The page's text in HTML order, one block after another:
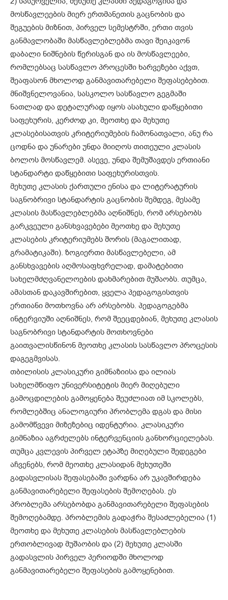
მოსწავლეების მიერ ერთმანეთის გაცნობის და
შეგუების მიზნით, პირველ სემესტრში, ერთი თვის
განმავლობაში მასწავლებლებმა თავი შეიკავონ
დაბალი ნიშნების წერისგან და ის მოსწავლეები,
რომლებსაც სასწავლო პროცესში ხარვეზები აქვთ,
შეაფასონ მხოლოდ განმავითარებელი შეფასებებით.
მნიშვნელოვანია, სასკოლო სასწავლო გეგმაში
ნათლად და დეტალურად იყოს ასახული დაწყებითი
საფეხურის, კერძოდ კი, მეოთხე და მეხუთე
კლასებისათვის კრიტერიუმების ჩამონათვალი, ანუ რა
ცოდნა და უნარები უნდა მიიღოს თითეული კლასის
ბოლოს მოსწავლემ. ასევე, უნდა შემუშავდეს ერთიანი
სტანდარტი დაწყებითი საფეხურისთვის.
მეხუთე კლასის ქართული ენისა და ლიტერატურის
საგნობრივი სტანდარტის გაცნობის შემდეგ, მესამე
კლასის მასწავლებლებმა აღნიშნეს, რომ არსებობს
გარკვეული განსხვავებები მეოთხე და მეხუთე
კლასების კრიტერიუმებს შორის (მაგალითად,
გრამატიკაში). ზოგიერთი მასწავლებელი, ამ
განსხვავების აღმოსაფხვრელად, დამატებითი
სახელმძღვანელოების დახმარებით მუშაობს. თუმცა,
ამასთან დაკავშირებით, ყველა პედაგოგისთვის
ერთიანი მოთხოვნა არ არსებობს. პედაგოგებმა
ინტერვიუში აღნიშნეს, რომ შეეცდებიან, მეხუთე კლასის
საგნობრივი სტანდარტის მოთხოვნები
გაითვალისწინონ მეოთხე კლასის სასწავლო პროცესის
დაგეგმვისას.
თბილისის კლასიკური გიმნაზიისა და ილიას
სახელმწიფო უნივერსიტეტის მიერ მიღებული
გამოცდილების გამოყენება შეუძლიათ იმ სკოლებს,
რომლებშიც ანალოგიური პრობლემა დგას და მისი
გამომწვევი მიზეზებიც იდენტურია. კლასიკური
გიმნაზია აგრძელებს ინტერვენციის განხორციელებას.
თუმცა კვლევის პირველ ეტაპზე მიღებული შედეგები
აჩვენებს, რომ მეოთხე კლასიდან მეხუთეში
გადასვლისას შეფასებაში ვარდნა არ უკავშირდება
განმავითარებელი შეფასების შემოღებას. ეს
პრობლემა არსებობდა განმავითარებელი შეფასების
შემოღებამდე. პრობლემის გადაჭრა შესაძლებელია (1)
მეოთხე და მეხუთე კლასების მასწავლებლების
ერთობლივად მუშაობის და (2) მეხუთე კლასში
გადასვლის პირველ პერიოდში მხოლოდ
განმავითარებელი შეფასების გამოყენებით.